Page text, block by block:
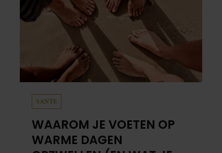
SANTE
WAAROM JE VOETEN OP
WARME DAGEN